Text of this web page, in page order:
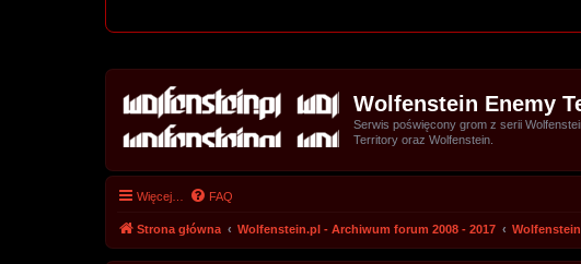
Wolfenstein Enemy
Serwis poświęcony grom z serii
Territory oraz Wolfenstein.
Więcej… FAQ
Strona główna Wolfenstein.pl - Archiwum forum 2008 - 2017